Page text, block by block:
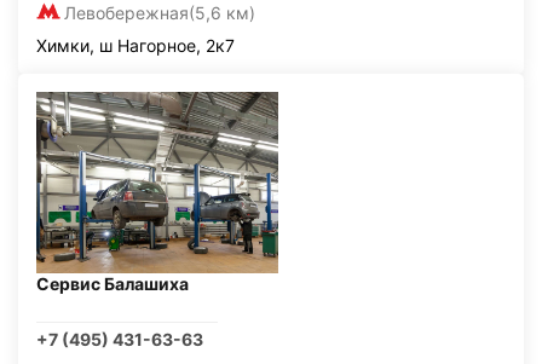
Левобережная(5,6 км)
Химки, ш Нагорное, 2к7
Сервис Балашиха
+7 (495) 431-63-63